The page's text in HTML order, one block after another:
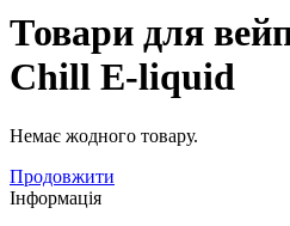
Товари для
Chill E-liquid
Немає жодного товару.
Продовжити
Інформація